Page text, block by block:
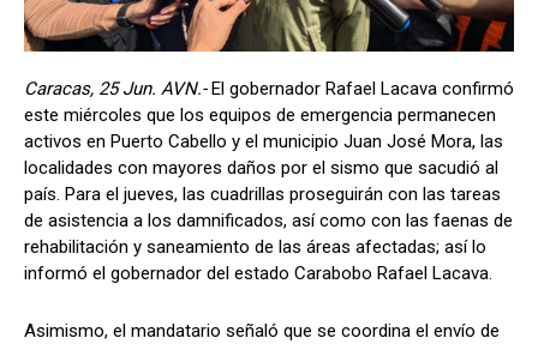
Caracas, 25 Jun. AVN.-El gobernador Rafael Lacava confirmó
este miércoles que los equipos de emergencia permanecen
activos en Puerto Cabello y el municipio Juan José Mora, las
localidades con mayores daños por el sismo que sacudió al
país. Para el jueves, las cuadrillas proseguirán con las tareas
de asistencia a los damnificados, así como con las faenas de
rehabilitación y saneamiento de las áreas afectadas; así lo
informó el gobernador del estado Carabobo Rafael Lacava.
Asimismo, el mandatario señaló que se coordina el envío de